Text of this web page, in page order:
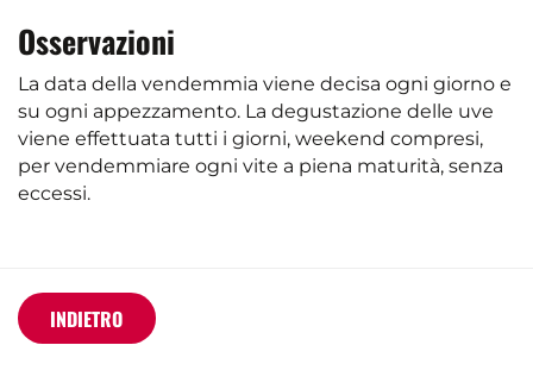
Osservazioni
La data della vendemmia viene decisa ogni giorno e
su ogni appezzamento. La degustazione delle uve
viene effettuata tutti i giorni, weekend compresi,
per vendemmiare ogni vite a piena maturità, senza
eccessi.
INDIETRO